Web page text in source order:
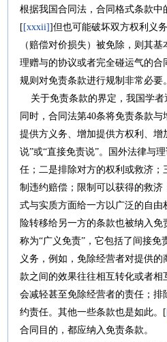
根据我国合同法，合同格式条款
[ [xxxii]]但也可能破坏双方权利义
（赔偿对价损失）被免除，则其
理赠与的协议或者完全碰运气的
规则对免责条款进行规制非常必要。
关于免责条款的界定，我国学者
同时，合同法第40条将免责条款
提供方义务、增加提供方权利、
说”或“直接免责说”。国外法律与
任；二是排除对方的权利或救济
制违约赔偿；限制可以获得的救
式与实质方面给一方以广泛的自由
险转移给另一方的条款也被纳入
称为“广义免责”，它包括了间接
义务，例如，免除经营者对提供
款之间的效果往往相互转化或者
会减轻甚至免除经营者的责任；
约责任。其他一些条款也是如此。[
合同目的，都应纳入免责条款。